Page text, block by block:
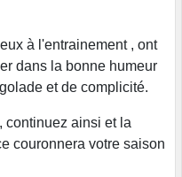
à l'entrainement , ont
dans la bonne humeur
et de complicité.
continuez ainsi et la
couronnera votre saison